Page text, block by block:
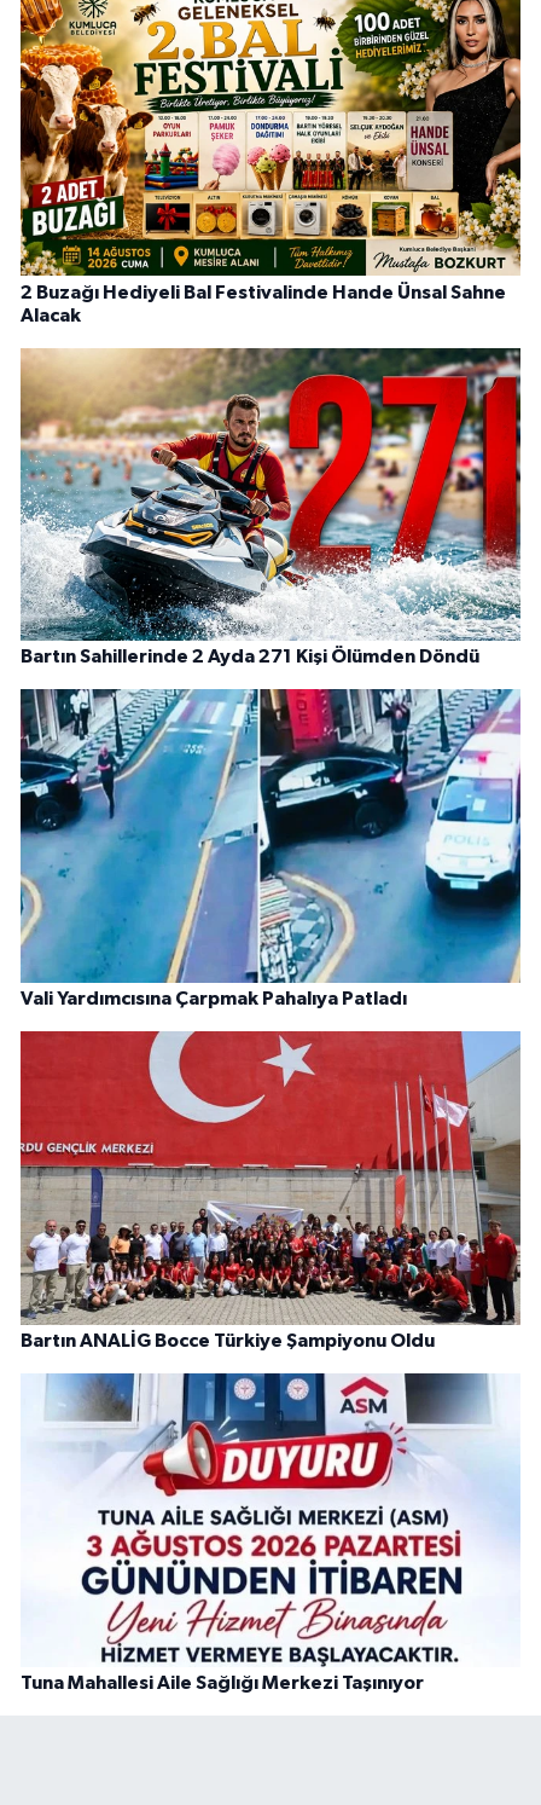
2 Buzağı Hediyeli Bal Festivalinde Hande Ünsal Sahne
Alacak
Bartın Sahillerinde 2 Ayda 271 Kişi Ölümden Döndü
Vali Yardımcısına Çarpmak Pahalıya Patladı
Bartın ANALİG Bocce Türkiye Şampiyonu Oldu
Tuna Mahallesi Aile Sağlığı Merkezi Taşınıyor